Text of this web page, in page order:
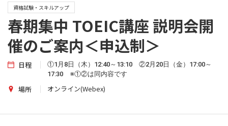
資格試験・スキルアップ
春期集中 TOEIC講座 説明会開
催のご案内＜申込制＞
日程
①1月8日（木）12:40～13:10 ②2月20日（金）17:00～
17:30 ※①②は同内容です
場所 オンライン(Webex)